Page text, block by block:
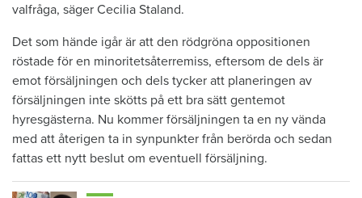
valfråga, säger Cecilia Staland.
Det som hände igår är att den rödgröna oppositionen
röstade för en minoritetsåterremiss, eftersom de dels är
emot försäljningen och dels tycker att planeringen av
försäljningen inte skötts på ett bra sätt gentemot
hyresgästerna. Nu kommer försäljningen ta en ny vända
med att återigen ta in synpunkter från berörda och sedan
fattas ett nytt beslut om eventuell försäljning.